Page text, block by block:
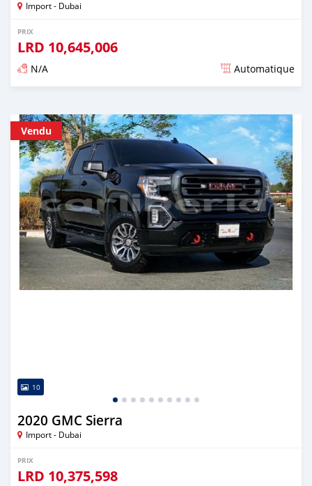
Import - Dubai
PRIX
LRD 10,645,006
N/A Automatique
Vendu
10
2020 GMC Sierra
Import - Dubai
PRIX
LRD 10,375,598